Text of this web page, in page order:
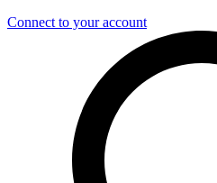
Connect to your account